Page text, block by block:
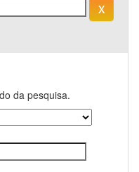
da pesquisa.